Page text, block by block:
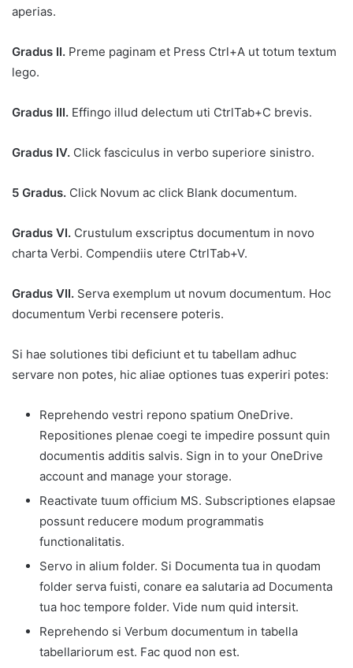
aperias.
Gradus II. Preme paginam et Press Ctrl+A ut totum textum
lego.
Gradus III. Effingo illud delectum uti CtrlTab+C brevis.
Gradus IV. Click fasciculus in verbo superiore sinistro.
5 Gradus. Click Novum ac click Blank documentum.
Gradus VI. Crustulum exscriptus documentum in novo
charta Verbi. Compendiis utere CtrlTab+V.
Gradus VII. Serva exemplum ut novum documentum. Hoc
documentum Verbi recensere poteris.
Si hae solutiones tibi deficiunt et tu tabellam adhuc
servare non potes, hic aliae optiones tuas experiri potes:
Reprehendo vestri repono spatium OneDrive.
Repositiones plenae coegi te impedire possunt quin
documentis additis salvis. Sign in to your OneDrive
account and manage your storage.
Reactivate tuum officium MS. Subscriptiones elapsae
possunt reducere modum programmatis
functionalitatis.
Servo in alium folder. Si Documenta tua in quodam
folder serva fuisti, conare ea salutaria ad Documenta
tua hoc tempore folder. Vide num quid intersit.
Reprehendo si Verbum documentum in tabella
tabellariorum est. Fac quod non est.